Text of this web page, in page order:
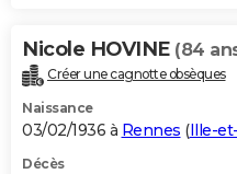
Nicole HOVINE (84
Créer une cagnotte obsèques
Naissance
03/02/1936 à Rennes (Ille-
Décès